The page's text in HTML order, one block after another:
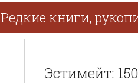
книги,
Эстимейт: